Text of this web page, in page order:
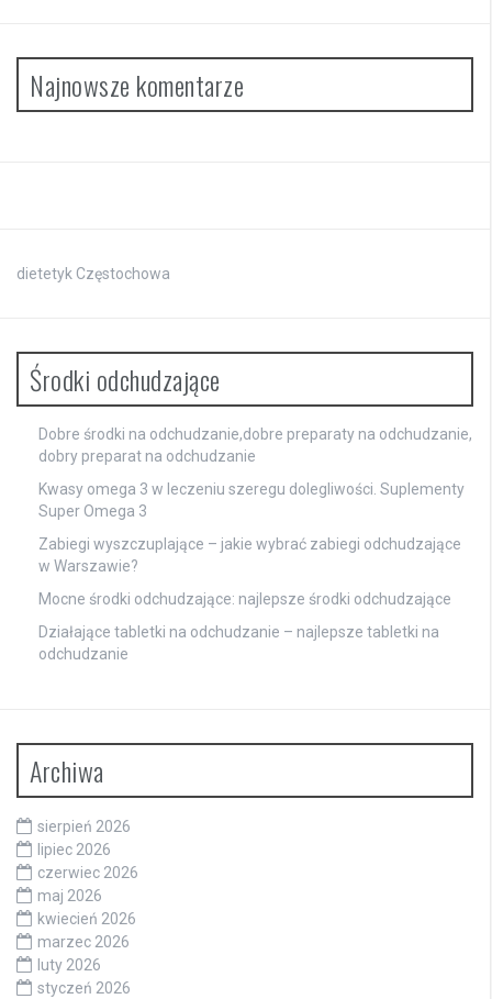
Najnowsze komentarze
dietetyk Częstochowa
Środki odchudzające
Dobre środki na odchudzanie,dobre preparaty na odchudzanie,
dobry preparat na odchudzanie
Kwasy omega 3 w leczeniu szeregu dolegliwości. Suplementy
Super Omega 3
Zabiegi wyszczuplające – jakie wybrać zabiegi odchudzające
w Warszawie?
Mocne środki odchudzające: najlepsze środki odchudzające
Działające tabletki na odchudzanie – najlepsze tabletki na
odchudzanie
Archiwa
sierpień 2026
lipiec 2026
czerwiec 2026
maj 2026
kwiecień 2026
marzec 2026
luty 2026
styczeń 2026